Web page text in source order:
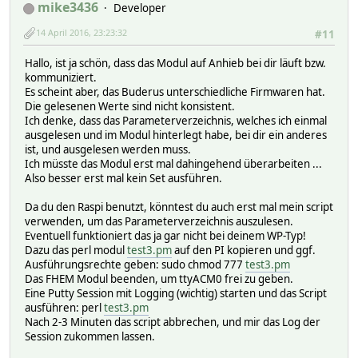
2016-04-14 20:31:50 0008C401 0
2016-04-14 20:31:51 00094401 0
2016-04-14 20:31:37 0009C401 4
2016-04-14 20:31:38 000A8401 0
2016-04-14 20:31:39 000AC401 -520
2016-04-14 20:31:39 000B4401 0
2016-04-14 20:31:40 000B8401 0
2016-04-14 20:31:41 000BC401 0
2016-04-14 20:31:56 000D4401 0
2016-04-14 20:31:48 000F0401 0
2016-04-14 20:38:43 000F4401 1
2016-04-14 20:31:43 00178401 0
2016-04-14 20:31:44 0017C401 250
2016-04-14 20:31:44 00180401 -200
2016-04-14 20:31:45 00190401 0
2016-04-14 20:31:46 00198401 0
2016-04-14 20:31:46 0019C401 0
2016-04-14 20:31:47 001B4401 9
2016-04-14 20:40:04 01FFC401
2016-04-14 20:40:03 08000200 352
2016-04-14 20:38:36 08004200 687
mike3436
Developer
#11
14 April 2016, 23:23:32
Hallo, ist ja schön, dass das Modul auf Anhieb bei dir läuft bzw.
kommuniziert.
Es scheint aber, das Buderus unterschiedliche Firmwaren hat.
Die gelesenen Werte sind nicht konsistent.
Ich denke, dass das Parameterverzeichnis, welches ich einmal
ausgelesen und im Modul hinterlegt habe, bei dir ein anderes
ist, und ausgelesen werden muss.
Ich müsste das Modul erst mal dahingehend überarbeiten ...
Also besser erst mal kein Set ausführen.
Da du den Raspi benutzt, könntest du auch erst mal mein script
verwenden, um das Parameterverzeichnis auszulesen.
Eventuell funktioniert das ja gar nicht bei deinem WP-Typ!
Dazu das perl modultest3.pmauf den PI kopieren und ggf.
Ausführungsrechte geben: sudo chmod 777 test3.pm
Das FHEM Modul beenden, um ttyACM0 frei zu geben.
Eine Putty Session mit Logging (wichtig) starten und das Script
ausführen: perltest3.pm
Nach 2-3 Minuten das script abbrechen, und mir das Log der
Session zukommen lassen.